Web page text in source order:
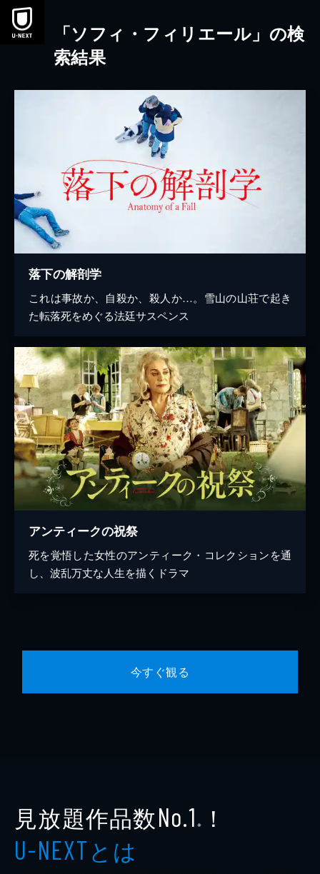
本文へスキップ
「ソフィ・フィリエール」の検
索結果
落下の解剖学
これは事故か、自殺か、殺人か…。雪山の山荘で起き
た転落死をめぐる法廷サスペンス
アンティークの祝祭
死を覚悟した女性のアンティーク・コレクションを通
し、波乱万丈な人生を描くドラマ
今すぐ観る
見放題作品数No.1 ※ ！
U-NEXTとは